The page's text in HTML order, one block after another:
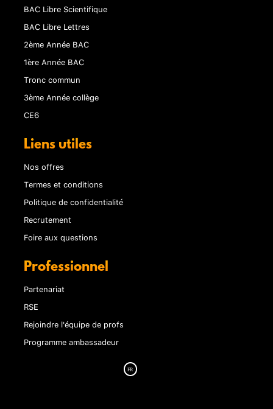
BAC Libre Scientifique
BAC Libre Lettres
2ème Année BAC
1ère Année BAC
Tronc commun
3ème Année collège
CE6
Liens utiles
Nos offres
Termes et conditions
Politique de confidentialité
Recrutement
Foire aux questions
Professionnel
Partenariat
RSE
Rejoindre l'équipe de profs
Programme ambassadeur